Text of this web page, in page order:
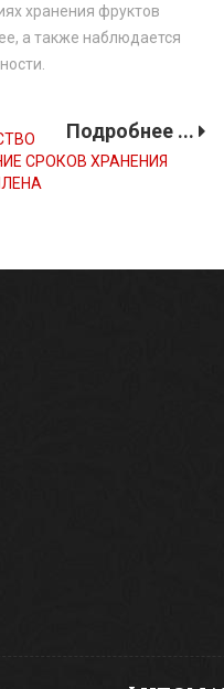
хранения фруктов
а также наблюдается
Подробнее ...
СРОКОВ ХРАНЕНИЯ